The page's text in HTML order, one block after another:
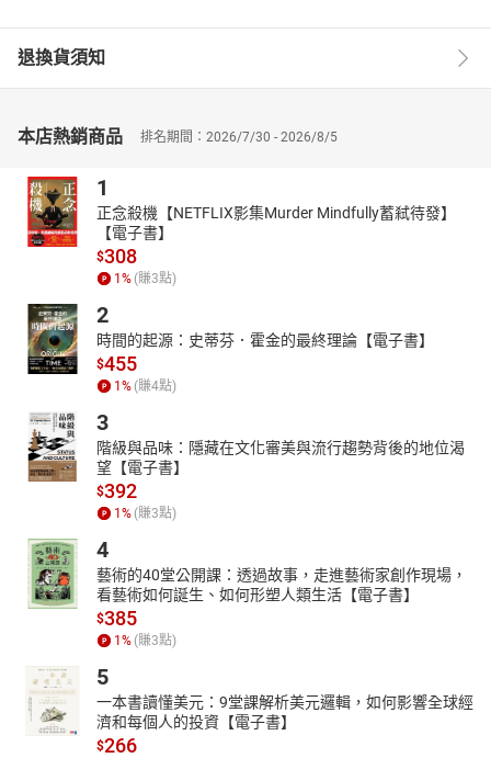
退換貨須知
本店熱銷商品 排名期間：2026/7/30 - 2026/8/5
1
正念殺機【NETFLIX影集Murder Mindfully蓄弒待發】
【電子書】
$308
1% (賺3點)
2
時間的起源：史蒂芬．霍金的最終理論【電子書】
$455
1% (賺4點)
3
階級與品味：隱藏在文化審美與流行趨勢背後的地位渴
望【電子書】
$392
1% (賺3點)
4
藝術的40堂公開課：透過故事，走進藝術家創作現場，
看藝術如何誕生、如何形塑人類生活【電子書】
$385
1% (賺3點)
5
一本書讀懂美元：9堂課解析美元邏輯，如何影響全球經
濟和每個人的投資【電子書】
$266